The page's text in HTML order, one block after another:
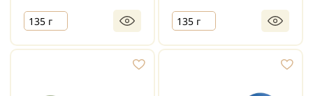
135 г 135 г